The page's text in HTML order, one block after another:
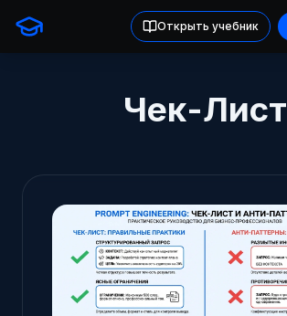
Открыть учебник
Чек-Лист